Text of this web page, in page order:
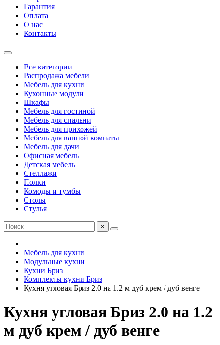
Гарантия
Оплата
О нас
Контакты
Все категории
Распродажа мебели
Мебель для кухни
Кухонные модули
Шкафы
Мебель для гостиной
Мебель для спальни
Мебель для прихожей
Мебель для ванной комнаты
Мебель для дачи
Офисная мебель
Детская мебель
Стеллажи
Полки
Комоды и тумбы
Столы
Стулья
×
Мебель для кухни
Модульные кухни
Кухни Бриз
Комплекты кухни Бриз
Кухня угловая Бриз 2.0 на 1.2 м дуб крем / дуб венге
Кухня угловая Бриз 2.0 на 1.2
м дуб крем / дуб венге